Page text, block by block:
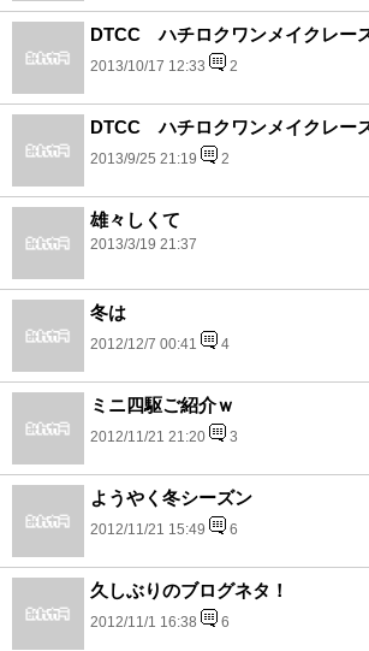
DTCC ハチロクワンメイクレ
2013/10/17 12:33 2
DTCC ハチロクワンメイクレ
2013/9/25 21:19 2
雄々しくて
2013/3/19 21:37
冬は
2012/12/7 00:41 4
ミニ四駆ご紹介ｗ
2012/11/21 21:20 3
ようやく冬シーズン
2012/11/21 15:49 6
久しぶりのブログネタ！
2012/11/1 16:38 6